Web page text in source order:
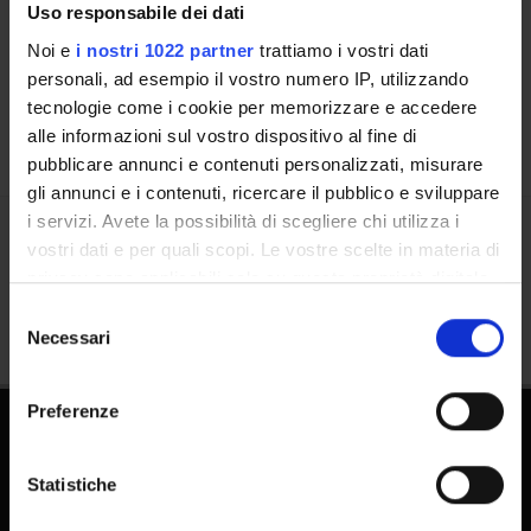
Uso responsabile dei dati
Noi e i nostri 1022 partner trattiamo i vostri dati
personali, ad esempio il vostro numero IP, utilizzando
tecnologie come i cookie per memorizzare e accedere
alle informazioni sul vostro dispositivo al fine di
pubblicare annunci e contenuti personalizzati, misurare
gli annunci e i contenuti, ricercare il pubblico e sviluppare
i servizi. Avete la possibilità di scegliere chi utilizza i
vostri dati e per quali scopi. Le vostre scelte in materia di
privacy sono applicabili solo su questa proprietà digitale
modificare o revocare il proprio consenso in qualsiasi
momento dalla Dichiarazione sui cookie o facendo clic
raccogliere informazioni sulla tua posizione
geografica, con un'approssimazione di qualche
delNecessari
Preferenze
Statistiche
Luoghi
Calendario
Condividi